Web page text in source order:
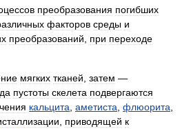
преобразования погибших
факторов среды и
преобразований при переходе
мягких тканей затем —
пустоты скелета подвергаются
кальцита аметиста флюорита
приводящей к